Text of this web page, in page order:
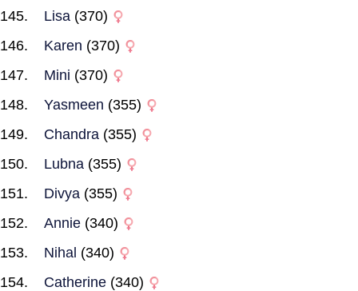
Lisa (370)
Karen (370)
Mini (370)
Yasmeen (355)
Chandra (355)
Lubna (355)
Divya (355)
Annie (340)
Nihal (340)
Catherine (340)